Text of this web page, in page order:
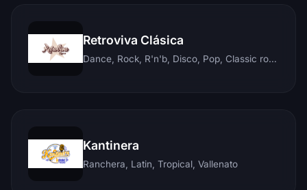
Retroviva Clásica
Dance, Rock, R'n'b, Disco, Pop, Classic rock, Techno, Reggae
Kantinera
Ranchera, Latin, Tropical, Vallenato